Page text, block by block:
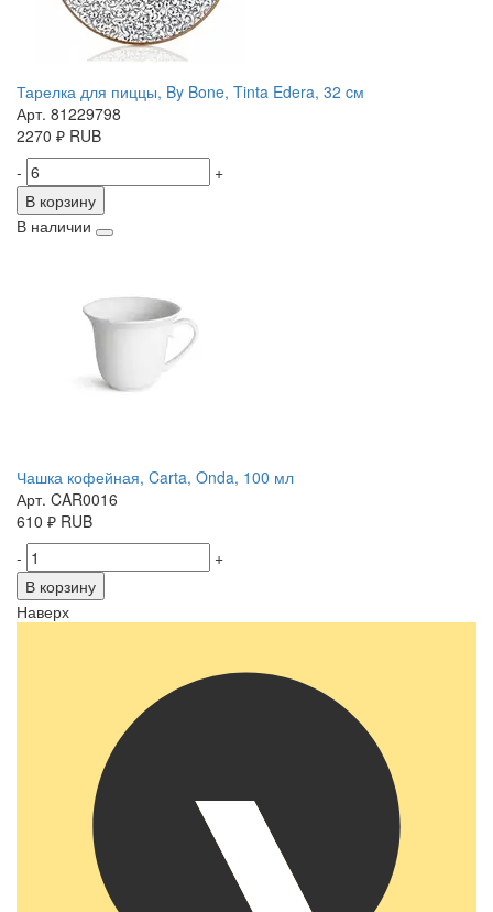
Тарелка для пиццы, By Bone, Tinta Edera, 32 cм
Арт. 81229798
2270 ₽ RUB
-
+
В корзину
В наличии
Чашка кофейная, Carta, Onda, 100 мл
Арт. CAR0016
610 ₽ RUB
-
+
В корзину
Наверх